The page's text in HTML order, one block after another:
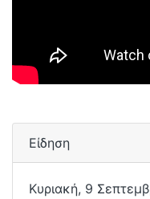
Είδηση
Κυριακή, 9